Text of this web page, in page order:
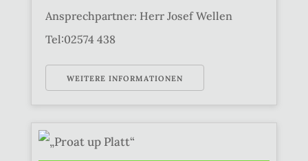
Ansprechpartner: Herr Josef Wellen
Tel:02574 438
WEITERE INFORMATIONEN